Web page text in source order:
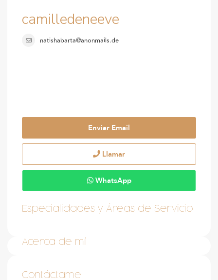
camilledeneeve
natishabarta@anonmails.de
Enviar Email
Llamar
WhatsApp
Especialidades y Áreas de Servicio
Acerca de mí
Contáctame